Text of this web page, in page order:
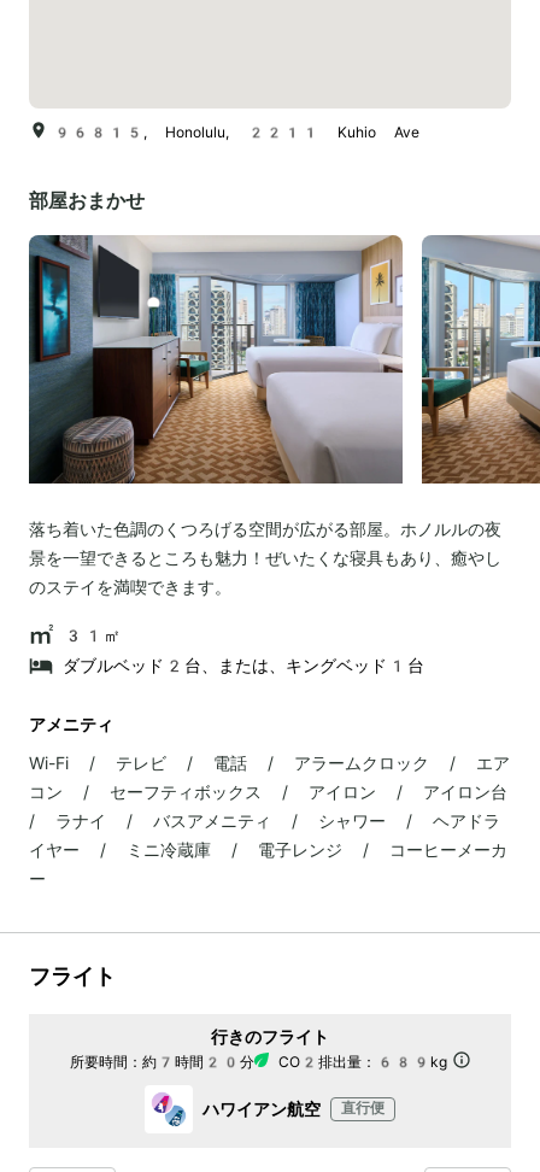
96815, Honolulu, 2211 Kuhio Ave
部屋おまかせ
落ち着いた色調のくつろげる空間が広がる部屋。ホノルルの夜
景を一望できるところも魅力！ぜいたくな寝具もあり、癒やし
のステイを満喫できます。
31㎡
ダブルベッド2台、または、キングベッド1台
アメニティ
Wi-Fi / テレビ / 電話 / アラームクロック / エア
コン / セーフティボックス / アイロン / アイロン台
/ ラナイ / バスアメニティ / シャワー / ヘアドラ
イヤー / ミニ冷蔵庫 / 電子レンジ / コーヒーメーカ
ー
フライト
行きのフライト
所要時間： 約7時間20分 CO2排出量： 689kg
ハワイアン航空 直行便